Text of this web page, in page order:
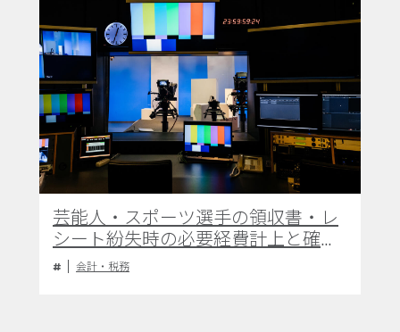
芸能人・スポーツ選手の領収書・レ
シート紛失時の必要経費計上と確定
申告上の実務対応
会計・税務